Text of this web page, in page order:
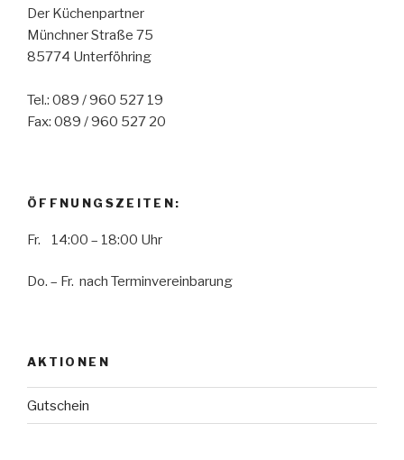
Der Küchenpartner
Münchner Straße 75
85774 Unterföhring
Tel.: 089 / 960 527 19
Fax: 089 / 960 527 20
ÖFFNUNGSZEITEN:
Fr. 14:00 – 18:00 Uhr
Do. – Fr. nach Terminvereinbarung
AKTIONEN
Gutschein